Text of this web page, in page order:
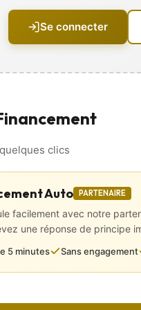
et rabattables
Se connecter
clics
Auto PARTENAIRE
facilement avec notre
une réponse de principe
5 minutes Sans engagement